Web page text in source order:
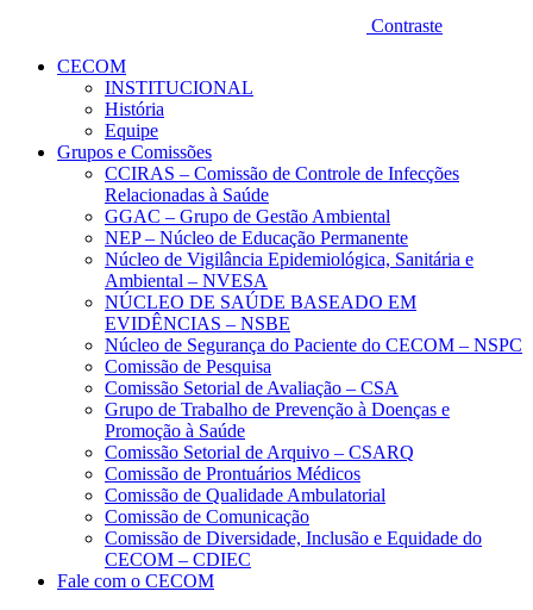
Contraste
CECOM
INSTITUCIONAL
História
Equipe
Grupos e Comissões
CCIRAS – Comissão de Controle de Infecções
Relacionadas à Saúde
GGAC – Grupo de Gestão Ambiental
NEP – Núcleo de Educação Permanente
Núcleo de Vigilância Epidemiológica, Sanitária e
Ambiental – NVESA
NÚCLEO DE SAÚDE BASEADO EM
EVIDÊNCIAS – NSBE
Núcleo de Segurança do Paciente do CECOM – NSPC
Comissão de Pesquisa
Comissão Setorial de Avaliação – CSA
Grupo de Trabalho de Prevenção à Doenças e
Promoção à Saúde
Comissão Setorial de Arquivo – CSARQ
Comissão de Prontuários Médicos
Comissão de Qualidade Ambulatorial
Comissão de Comunicação
Comissão de Diversidade, Inclusão e Equidade do
CECOM – CDIEC
Fale com o CECOM